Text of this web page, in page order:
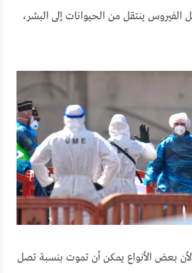
الفيروس ينتقل من الحيوانات إلى البشر،
بعض الأنواع يمكن أن تموت بنسبة تصل